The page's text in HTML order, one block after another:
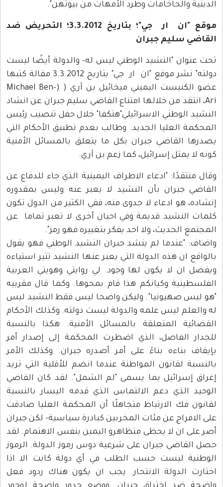
الدينية والحاخامات وطرد الأمهات من بيوتهن".
موقع "ان ار جي"؛ بتاريخ 3.3.2012؛ التحريض ضد
القاضي سليم جبران
تحت عنوان "النشيد الوطني ليس له- والدولة أيضًا ليست
دولته" نشر موقع "ان ار جي" بتاريخ 3.3.2012 مقالة كتبها
عضو الكنيست اليميني ميخائيل بن آري ( (Michael Ben-
Ari، انتقد من خلالها امتناع القاضي سليم جبران عن انشاد
النشيد الوطني الاسرائيلي"هتكفا" خلال حفل تنصيب رئيس
المحكمة العليا الجديد. وطالب بعدم تطبيق الأحكام التي
يصدرها القاضي جبران بكل ما يتعلق بالمسائل الأمنية
كونه لا يمثل إسرائيل، كما زعم بن آري.
وقال منتقدًا: "ادعاء الاطراف اليمينية الذي جاء للدفاع عن
القاضي جبران بأن النشيد لا يعبر عنه وليس بمقدوره
إنشاده، هو ادعاء لا جدوى منه، ففي الكثير من الدول تكون
كلمات النشيد قديمة وفي احيان أخرى لا تعبر تماما عن
المجتمع الحديث، ولا احد يفكر بتغييره فهو رمز".
واضاف: "عندما لم ينشد جبران النشيد الوطني فهو يقول
بالواقع ان هذه الدولة التي يعبر عنها النشيد تثير استياءه
ويفضل ان لا يكون لها وجود. لي روايتي وهويتي العربية
الفلسطينية وكيانكم هذا قام بمحوها. وكما قال مقربيه
"هو ليس صهيونيا". وليكن واضحا ليس فقط النشيد ليس
له والعلم ليس علمه والدولة ليست دولته. وكذلك الأحكام
القضائية المتعلقة بالمسائل الأمنية. هكذا بالنسبة
للجدار الفاصل، الذي اضطرت المحكمة إلى إصدار أمر
بإيقاف بناءه بناءً على أمر أصدره جبران. وكذلك الأمر
بالنسبة لقانون المواطنة عندما انضم للأقلية التي تريد
إغراق إسرائيل بما يسمى "لم الشمل". لقد كان القاضي
الوحيد الذي دعم الالتماس الذي قدمه اليسار بالنسبة
لقانون فك الارتباط متجاهلًا أن المحكمة العليا صادقت
على الافراج عن مئات المخربين كبادرة سياسية- لكن جبران
أصر على ان لا يحظى متظاهرو اليمين بنفس الاهتمام. لقد
حصل القاضي جبران على شرعية دوس رموز الدولة. الرموز
الوطنية ليست حسب الطلب في أي دولة كانت الا اذا
اختارت الدولة الانتحار. يجب ان يكون هناك ردود فعل